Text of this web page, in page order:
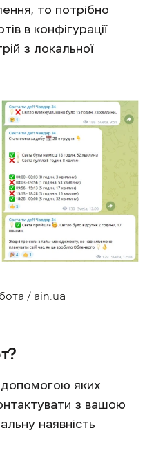
то потрібно
в конфігурації
з локальної
/ ain.ua
допомогою яких
з вашою
наявність